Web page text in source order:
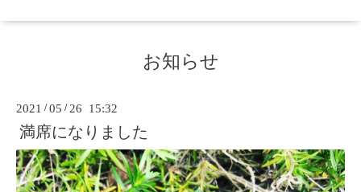
お知らせ
2021 /05 / 26 15:32
満席になりました